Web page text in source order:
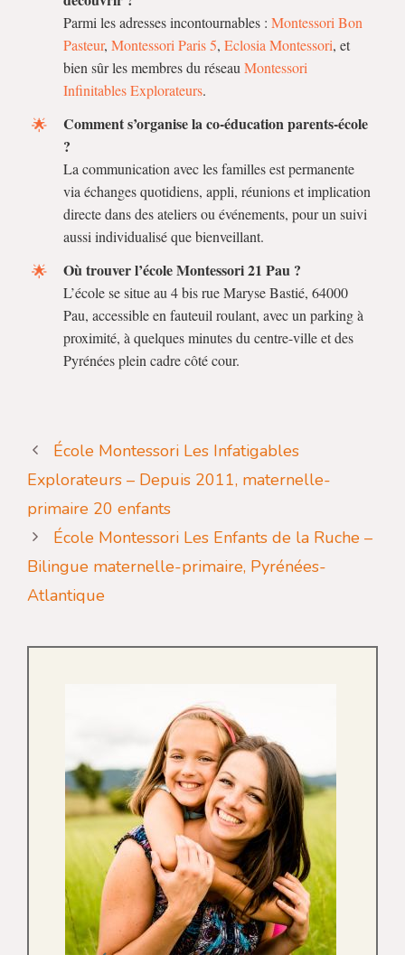
Parmi les adresses incontournables : Montessori Bon
Pasteur, Montessori Paris 5, Eclosia Montessori, et
bien sûr les membres du réseau Montessori
Infinitables Explorateurs.
Comment s’organise la co-éducation parents-école
?
La communication avec les familles est permanente
via échanges quotidiens, appli, réunions et implication
directe dans des ateliers ou événements, pour un suivi
aussi individualisé que bienveillant.
Où trouver l’école Montessori 21 Pau ?
L’école se situe au 4 bis rue Maryse Bastié, 64000
Pau, accessible en fauteuil roulant, avec un parking à
proximité, à quelques minutes du centre-ville et des
Pyrénées plein cadre côté cour.
École Montessori Les Infatigables
Explorateurs – Depuis 2011, maternelle-
primaire 20 enfants
École Montessori Les Enfants de la Ruche –
Bilingue maternelle-primaire, Pyrénées-
Atlantique